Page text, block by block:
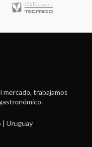
mercado, trabajamos
| Uruguay